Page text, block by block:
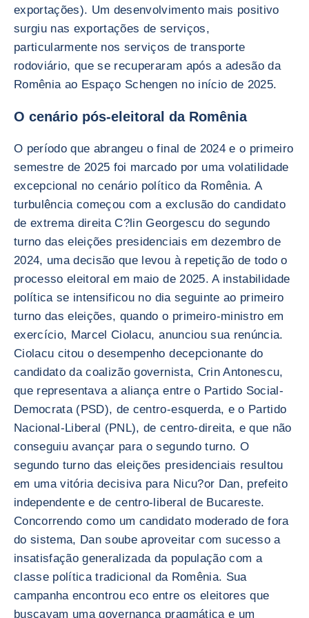
exportações). Um desenvolvimento mais positivo
surgiu nas exportações de serviços,
particularmente nos serviços de transporte
rodoviário, que se recuperaram após a adesão da
Romênia ao Espaço Schengen no início de 2025.
O cenário pós-eleitoral da Romênia
O período que abrangeu o final de 2024 e o primeiro
semestre de 2025 foi marcado por uma volatilidade
excepcional no cenário político da Romênia. A
turbulência começou com a exclusão do candidato
de extrema direita C?lin Georgescu do segundo
turno das eleições presidenciais em dezembro de
2024, uma decisão que levou à repetição de todo o
processo eleitoral em maio de 2025. A instabilidade
política se intensificou no dia seguinte ao primeiro
turno das eleições, quando o primeiro-ministro em
exercício, Marcel Ciolacu, anunciou sua renúncia.
Ciolacu citou o desempenho decepcionante do
candidato da coalizão governista, Crin Antonescu,
que representava a aliança entre o Partido Social-
Democrata (PSD), de centro-esquerda, e o Partido
Nacional-Liberal (PNL), de centro-direita, e que não
conseguiu avançar para o segundo turno. O
segundo turno das eleições presidenciais resultou
em uma vitória decisiva para Nicu?or Dan, prefeito
independente e de centro-liberal de Bucareste.
Concorrendo como um candidato moderado de fora
do sistema, Dan soube aproveitar com sucesso a
insatisfação generalizada da população com a
classe política tradicional da Romênia. Sua
campanha encontrou eco entre os eleitores que
buscavam uma governança pragmática e um